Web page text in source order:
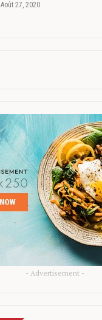
Août 27, 2020
- Advertisement -